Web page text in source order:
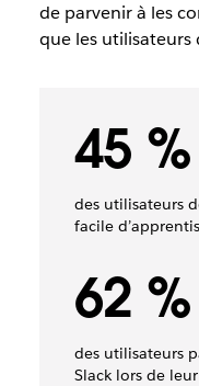
de parvenir à les
que les utilisateurs
45 %
des utilisateurs
facile
62 %
des utilisateurs
Slack lors de